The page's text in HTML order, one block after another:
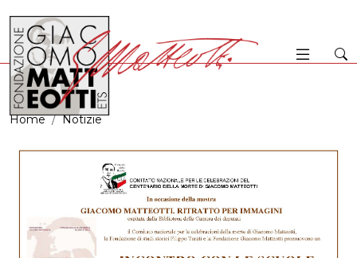
Home Notizie